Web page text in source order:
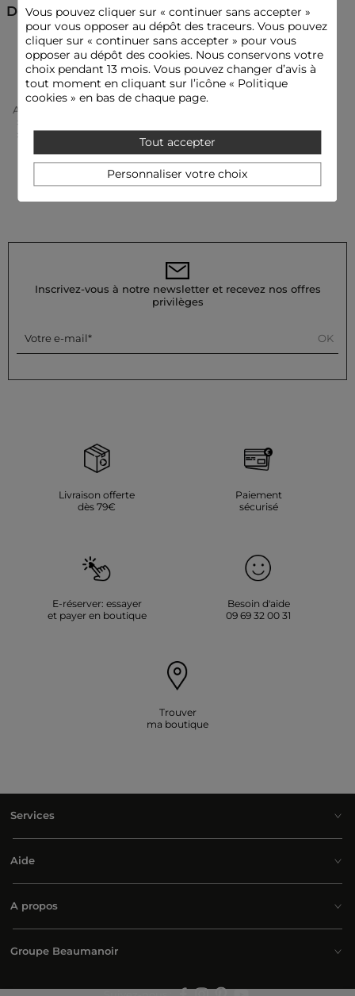
Catégorie :Pulls cols V femme
Couleur :Pulls cols V femme beige
Découvrez aussi
Pulls cols V Sweatshirts Pulls
Accueil
Pull Col En V À Capuche Ivoire Femme
Inscrivez-vous à notre newsletter et recevez nos offres
privilèges
Votre e-mail OK
Livraison offerte
dès 79€
Paiement
sécurisé
E-réserver: essayer
et payer en boutique
Besoin d'aide
09 69 32 00 31
Trouver
ma boutique
Services
Aide
A propos
Groupe Beaumanoir
Vous pouvez cliquer sur « continuer sans accepter»
pour vous opposer au dépôt des traceurs. Vous pouvez
cliquer sur « continuer sans accepter » pour vous
opposer au dépôt des cookies. Nous conservons votre
choix pendant 13 mois. Vous pouvez changer d’avis à
tout moment en cliquant sur l’icône « Politique
cookies » en bas de chaque page.
Tout accepter
Personnaliser votre choix